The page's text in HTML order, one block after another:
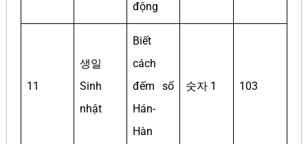
động
11
생일
Sinh
nhật
Biết
cách
đếm số
Hán-
Hàn
숫자 1 103